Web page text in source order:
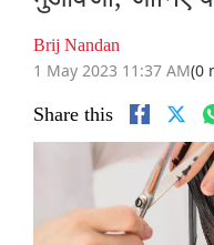
Brij Nandan
1 May 2023 11:37 AM(0
Share this